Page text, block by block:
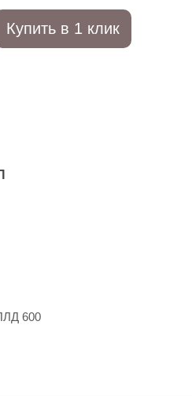
Купить в 1 клик
600